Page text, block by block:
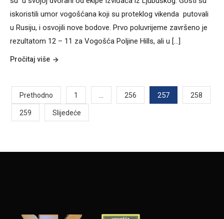
iskoristili umor vogošćana koji su proteklog vikenda putovali
u Rusiju, i osvojili nove bodove. Prvo poluvrijeme završeno je
rezultatom 12 – 11 za Vogošća Poljine Hills, ali u [...]
Pročitaj više
Posts
pagination
Prethodno 1 … 256 257 258
259 Slijedeće